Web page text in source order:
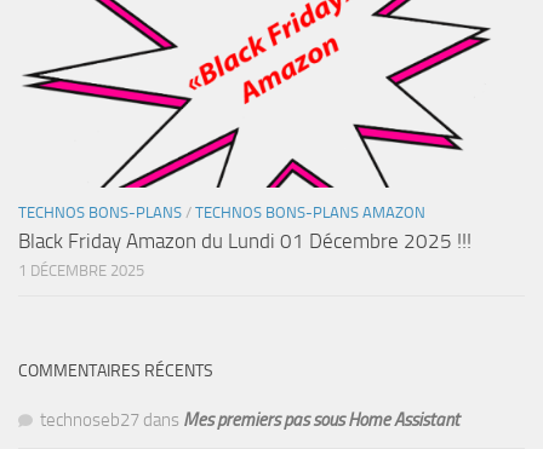
TECHNOS BONS-PLANS / TECHNOS BONS-PLANS AMAZON
Black Friday Amazon du Lundi 01 Décembre 2025 !!!
1 DÉCEMBRE 2025
COMMENTAIRES RÉCENTS
technoseb27 dans Mes premiers pas sous Home Assistant